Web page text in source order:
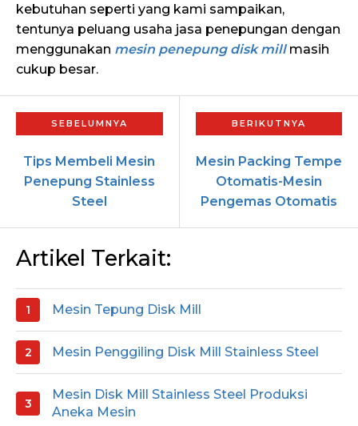
kebutuhan seperti yang kami sampaikan,
tentunya peluang usaha jasa penepungan dengan
menggunakan mesin penepung disk mill masih
cukup besar.
Tips Membeli Mesin
Penepung Stainless
Steel
Mesin Packing Tempe
Otomatis-Mesin
Pengemas Otomatis
Artikel Terkait:
Mesin Tepung Disk Mill
Mesin Penggiling Disk Mill Stainless Steel
Mesin Disk Mill Stainless Steel Produksi
Aneka Mesin